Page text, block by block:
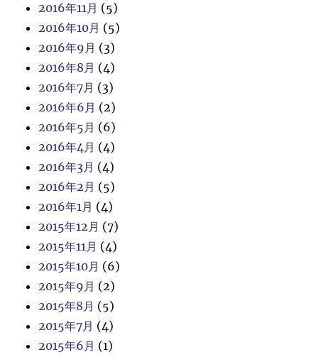
2016年11月 (5)
2016年10月 (5)
2016年9月 (3)
2016年8月 (4)
2016年7月 (3)
2016年6月 (2)
2016年5月 (6)
2016年4月 (4)
2016年3月 (4)
2016年2月 (5)
2016年1月 (4)
2015年12月 (7)
2015年11月 (4)
2015年10月 (6)
2015年9月 (2)
2015年8月 (5)
2015年7月 (4)
2015年6月 (1)